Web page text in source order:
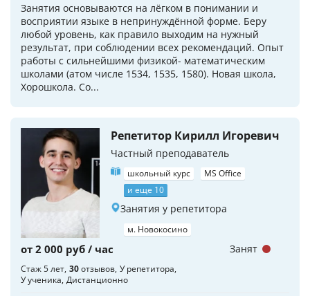
Занятия основываются на лёгком в понимании и
восприятии языке в непринуждённой форме. Беру
любой уровень, как правило выходим на нужный
результат, при соблюдении всех рекомендаций. Опыт
работы с сильнейшими физикой- математическим
школами (атом числе 1534, 1535, 1580). Новая школа,
Хорошкола. Со...
Репетитор Кирилл Игоревич
Частный преподаватель
школьный курс
MS Office
и еще 10
Занятия у репетитора
м. Новокосино
от 2 000 руб / час
Стаж 5 лет 30отзывов У репетитора
У ученика Дистанционно
Занят